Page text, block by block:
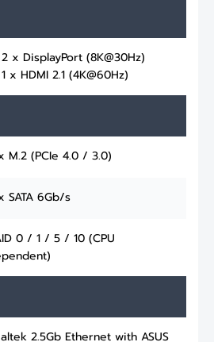
2 x DisplayPort (8K@30Hz)
1 x HDMI 2.1 (4K@60Hz)
M.2 (PCIe 4.0 / 3.0)
SATA 6Gb/s
0 / 1 / 5 / 10 (CPU
2.5Gb Ethernet with ASUS